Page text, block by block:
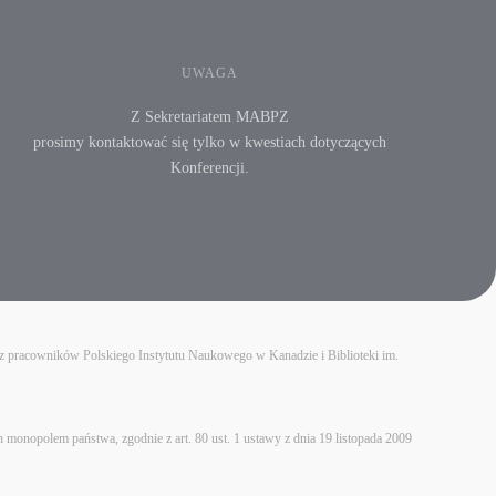
UWAGA
Z Sekretariatem MABPZ
prosimy kontaktować się tylko w kwestiach dotyczących
Konferencji.
Polskiego Instytutu Naukowego w Kanadzie i Biblioteki im.
państwa, zgodnie z art. 80 ust. 1 ustawy z dnia 19 listopada 2009